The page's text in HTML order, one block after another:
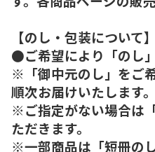
【のし・包装について】
●ご希望により「のし
※「御中元のし」をご
順次お届けいたします。
※ご指定がない場合は
ただきます。
※一部商品は「短冊の